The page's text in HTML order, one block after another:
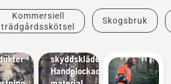
Kommersiell
trädgårdsskötsel
Skogsbruk
Produkter
och
innovationer
skyddskläder:
Handplockade